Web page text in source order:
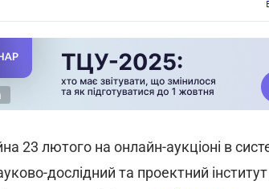
23 лютого на онлайн-аукціоні в
дослідний та проектний